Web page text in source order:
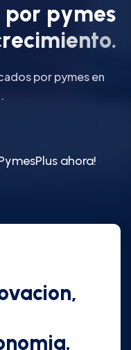
por pymes
recimiento.
por pymes en
ahora!